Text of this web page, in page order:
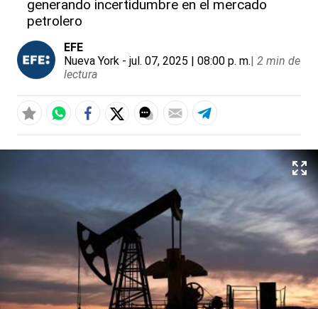
generando incertidumbre en el mercado
petrolero
EFE
Nueva York - jul. 07, 2025 | 08:00 p. m.| 2 min de
lectura